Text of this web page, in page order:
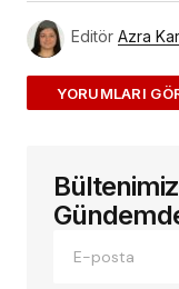
Editör Azra
ADD A
E-posta
alanlar*ile
Yorum